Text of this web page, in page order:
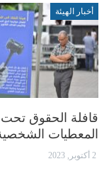
أخبار الهيئة
قافلة الحقوق تحت
المعطيات
2 أكتوبر, 2023